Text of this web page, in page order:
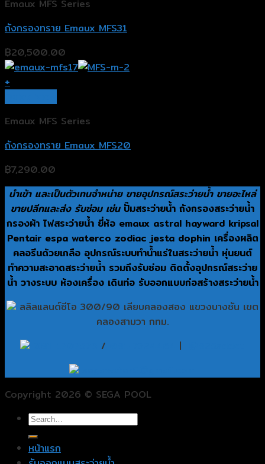
Emaux MFS Series
ถังกรองทราย Emaux MFS31
฿20,500.00
+
Emaux MFS Series
ถังกรองทราย Emaux MFS20
฿7,290.00
นำเข้า และเป็นตัวเทนจำหน่าย ขายอุปกรณ์สระว่ายน้ำ ขายอะไหล่
ขายปลีกและส่ง รับซ่อม เช่น ปั๊มสระว่ายน้ำ ถังกรองสระว่ายน้ำ
กรองผ้า ไฟสระว่ายน้ำ ยี่ห้อ emaux astral hayward kripsal
Pentair espa waterco zodiac jesta dophin เครื่องผลิต
คลอรีนด้วยเกลือ อุปกรณ์ระบบทำน้ำแร่ในสระว่ายน้ำ หุ่นยนต์
ทำความสะอาดสระว่ายน้ำ รวมถึงรับซ่อม ติดตั้งอุปกรณ์สระว่าย
น้ำ วางระบบ ห้องเครื่อง เดินท่อ รับออกแบบก่อสร้างสระว่ายน้ำ
ลลิลแลนด์ซีโอ 300/90 เลียบคลองสอง แขวงบางชัน เขต
คลองสามวา กทม.
/ |
Copyright 2026 © SEGA POOL
หน้าแรก